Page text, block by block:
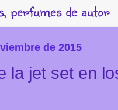
, perfumes de autor
de 2015
la jet set en